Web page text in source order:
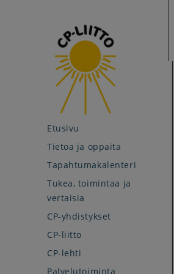
Etusivu
Tietoa ja oppaita
Tapahtumakalenteri
Tukea, toimintaa ja
vertaisia
CP-yhdistykset
CP-liitto
CP-lehti
Palvelutoiminta